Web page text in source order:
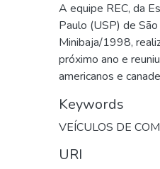
A equipe REC, da
Paulo (USP) de
Minibaja/1998,
próximo ano e
americanos e
Keywords
VEÍCULOS DE
URI